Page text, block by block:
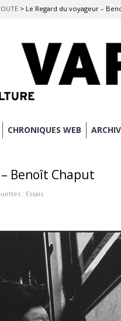
> Le Regard du voyageur –
CHRONIQUES WEB
Benoît Chaput
: Essais